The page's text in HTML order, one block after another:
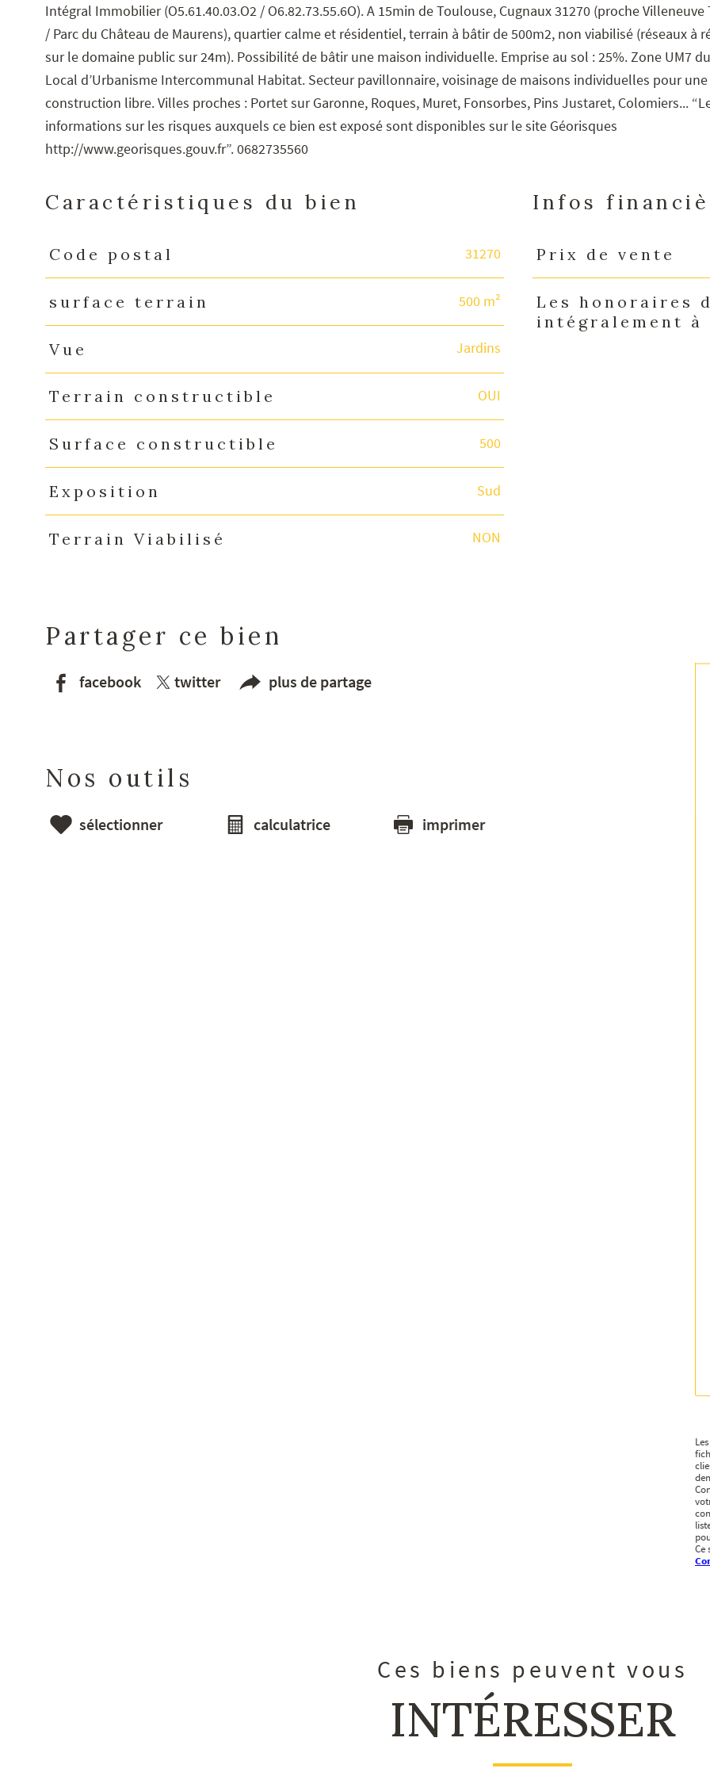
Intégral Immobilier (O5.61.40.03.O2 / O6.82.73.55.6O). A 15min de Toulouse, Cugnaux 31270 (proche Villeneuve
/ Parc du Château de Maurens), quartier calme et résidentiel, terrain à bâtir de 500m2, non viabilisé (réseaux à
sur le domaine public sur 24m). Possibilité de bâtir une maison individuelle. Emprise au sol : 25%. Zone UM7
Local d’Urbanisme Intercommunal Habitat. Secteur pavillonnaire, voisinage de maisons individuelles pour une
construction libre. Villes proches : Portet sur Garonne, Roques, Muret, Fonsorbes, Pins Justaret, Colomiers...
informations sur les risques auxquels ce bien est exposé sont disponibles sur le site Géorisques
http://www.georisques.gouv.fr”. 0682735560
Caractéristiques du bien
Caractéristiques Valeurs
Code postal 31270
surface terrain 500 m²
Vue Jardins
Terrain constructible OUI
Surface constructible 500
Exposition Sud
Terrain Viabilisé NON
Infos
Caractéristiques Valeurs
Prix de vente
Les honoraires
intégralement à
Partager ce bien
facebook twitter plus de partage
Nos outils
sélectionner calculatrice imprimer
Ce
Ces biens peuvent vous
INTÉRESSER